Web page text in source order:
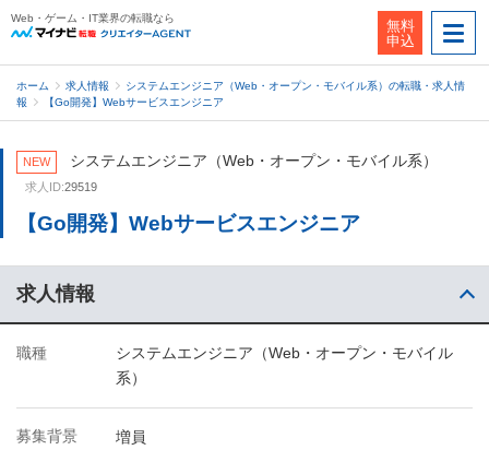
Web・ゲーム・IT業界の転職なら
無料
申込
ホーム 求人情報
システムエンジニア（Web・オープン・モバイル系）の転職・求人情
報
【Go開発】Webサービスエンジニア
NEW システムエンジニア（Web・オープン・モバイル系）
求人ID:29519
【Go開発】Webサービスエンジニア
求人情報
職種
システムエンジニア（Web・オープン・モバイル
系）
募集背景 増員